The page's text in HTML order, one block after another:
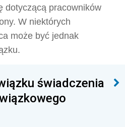
dotyczącą pracowników
W niektórych
może być jednak
świadczenia